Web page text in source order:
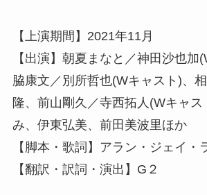
【上演期間】2021年11月
【出演】朝夏まなと／神田沙也加
脇康文／別所哲也(Wキャスト)、
隆、前山剛久／寺西拓人(Wキャス
み、伊東弘美、前田美波里ほか
【脚本・歌詞】アラン・ジェイ・
【翻訳・訳詞・演出】G２